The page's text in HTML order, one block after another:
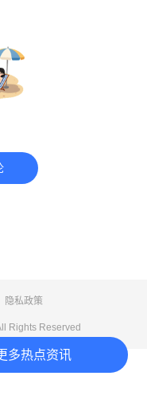
多热点资讯
隐私政策
Rights Reserved